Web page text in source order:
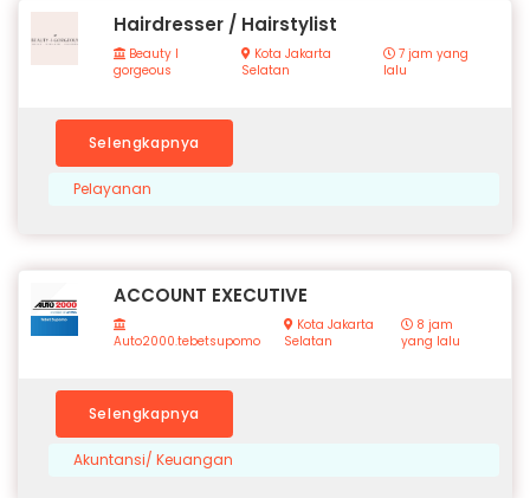
Hairdresser / Hairstylist
Beauty I
gorgeous
Kota Jakarta
Selatan
7 jam yang
lalu
Selengkapnya
Pelayanan
ACCOUNT EXECUTIVE
Auto2000.tebetsupomo
Kota Jakarta
Selatan
8 jam
yang lalu
Selengkapnya
Akuntansi/ Keuangan